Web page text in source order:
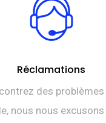
Réclamations
des
nous nous